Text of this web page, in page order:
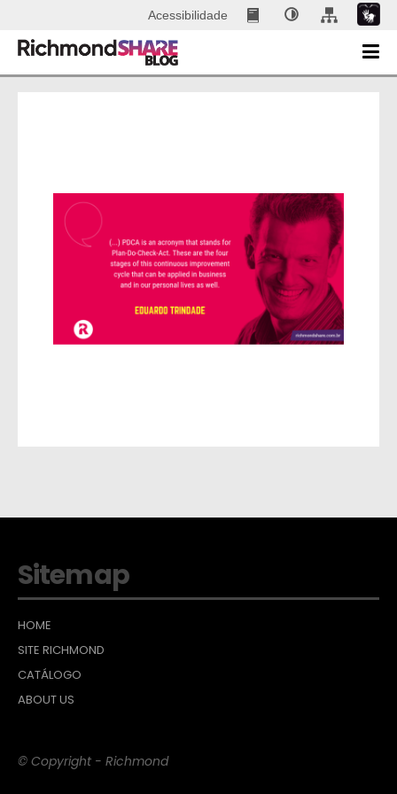
Acessibilidade
Sitemap
HOME
SITE RICHMOND
CATÁLOGO
ABOUT US
© Copyright - Richmond